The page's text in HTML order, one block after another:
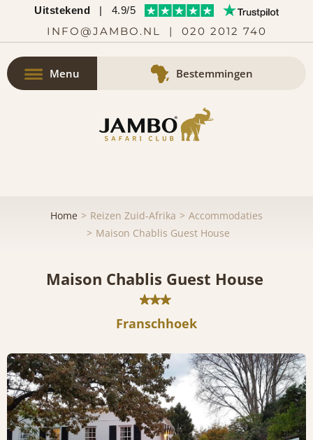
Uitstekend | 4.9/5
INFO@JAMBO.NL | 020 2012 740
Menu Bestemmingen
Home Reizen Zuid-Afrika
Accommodaties
Maison Chablis Guest House
Maison Chablis Guest House
Franschhoek